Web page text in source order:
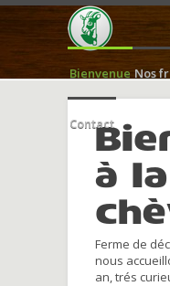
Bienvenue Nos
Contact
à la
Ferme de
nous
an, trés